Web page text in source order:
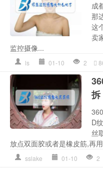
成
那
这
卖
监控摄像...
ls 01-10 2
拆
D
丝
放点双面胶或者是橡皮筋,再
sslake 01-10 2